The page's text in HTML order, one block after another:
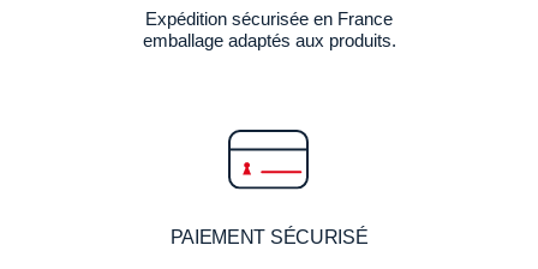
Expédition sécurisée en France
emballage adaptés aux produits.
PAIEMENT SÉCURISÉ